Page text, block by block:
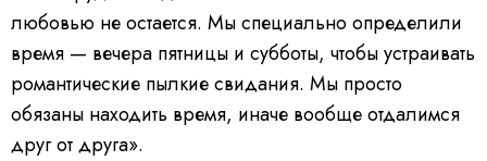
любовью не остается. Мы специально определили
время — вечера пятницы и субботы, чтобы устраивать
романтические пылкие свидания. Мы просто
обязаны находить время, иначе вообще отдалимся
друг от друга».